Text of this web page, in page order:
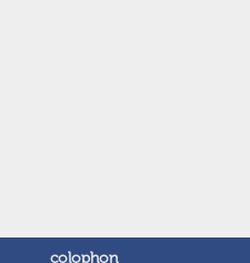
colophon